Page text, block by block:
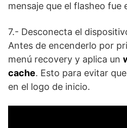
mensaje que el flasheo fue
7.- Desconecta el
Antes de encenderlo por
menú recovery y aplica un
cache. Esto para evitar
en el logo de inicio.